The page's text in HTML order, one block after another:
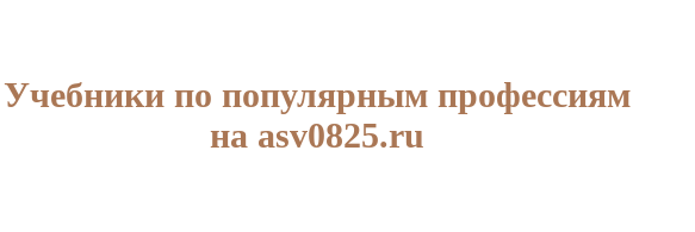
Учебники по популярным профессиям
на asv0825.ru